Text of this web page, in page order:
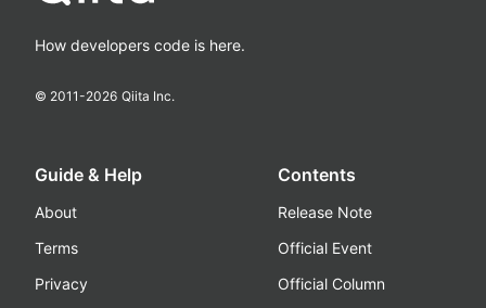
How developers code is here.
© 2011-2026 Qiita Inc.
Guide & Help
About
Terms
Privacy
Contents
Release Note
Official Event
Official Column